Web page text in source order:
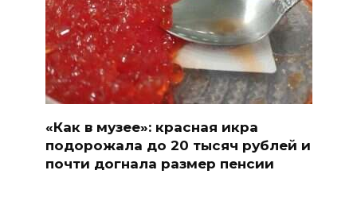
«Как в музее»: красная икра
подорожала до 20 тысяч рублей и
почти догнала размер пенсии